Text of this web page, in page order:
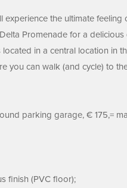
experience the ultimate
Promenade for a
located in a central location in
you can walk (and cycle) to
parking garage, € 175,=
finish (PVC floor);